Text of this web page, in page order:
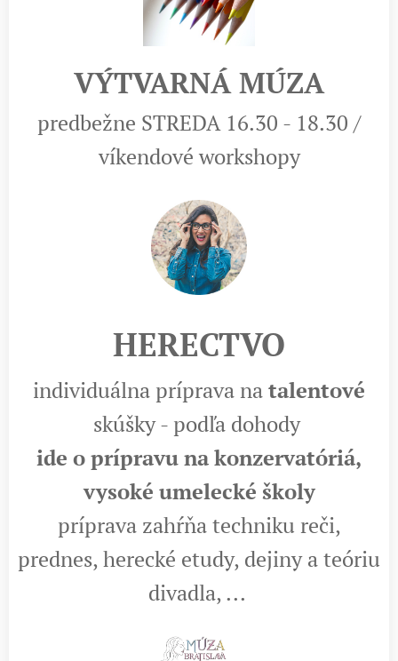
VÝTVARNÁ MÚZA
predbežne STREDA 16.30 - 18.30 /
víkendové workshopy
HERECTVO
individuálna príprava natalentové
skúšky - podľa dohody
ide o prípravu na konzervatóriá,
vysoké umelecké školy
príprava zahŕňa techniku reči,
prednes, herecké etudy, dejiny a teóriu
divadla, ...